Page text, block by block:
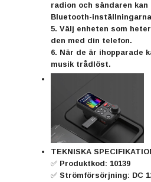
radion och sändaren
Bluetooth-
5. Välj enheten som
den med din telefon.
6. När de är ihopparade
musik trådlöst.
TEKNISKA
✅ Produktkod: 10139
✅ Strömförsörjning: DC